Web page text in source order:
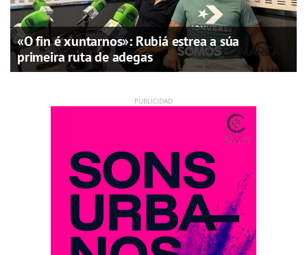
«O fin é xuntarnos»: Rubiá estrea a súa
primeira ruta de adegas